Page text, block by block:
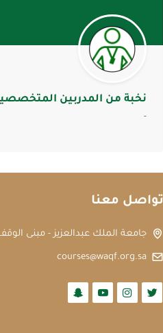
نخبة من المدربين
-
تواصل معنا
جامعة الملك عبدالعزيز - مبنى
courses@waqf.org.sa